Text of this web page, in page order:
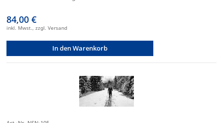
84,00 €
inkl. Mwst., zzgl. Versand
In den Warenkorb